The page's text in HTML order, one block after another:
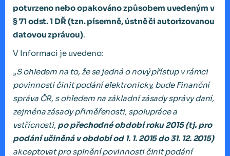
potvrzeno nebo opakováno způsobem uvedeným v
§ 71 odst. 1 DŘ (tzn. písemně, ústně či autorizovanou
datovou zprávou).
V Informaci je uvedeno:
„S ohledem na to, že se jedná o nový přístup v rámci
povinnosti činit podání elektronicky, bude Finanční
správa ČR, s ohledem na základní zásady správy daní,
zejména zásady přiměřenosti, spolupráce a
vstřícnosti, po přechodné období roku 2015 (tj. pro
podání učiněná v období od 1. 1. 2015 do 31. 12. 2015)
akceptovat pro splnění povinnosti činit podání